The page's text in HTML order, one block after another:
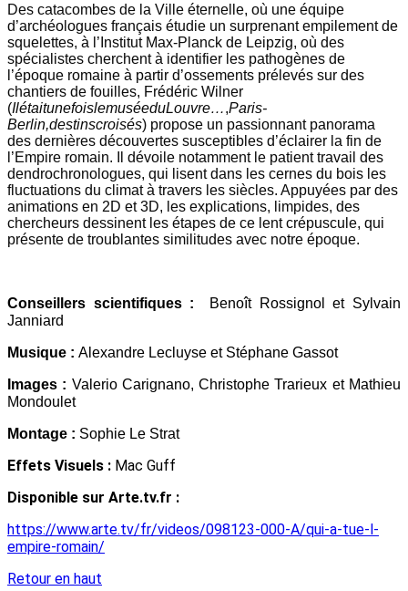
Des catacombes de la Ville éternelle, où une équipe
d’archéologues français étudie un surprenant empilement de
squelettes, à l’Institut Max-Planck de Leipzig, où des
spécialistes cherchent à identifier les pathogènes de
l’époque romaine à partir d’ossements prélevés sur des
chantiers de fouilles, Frédéric Wilner
(IlétaitunefoislemuséeduLouvre…,Paris-
Berlin,destinscroisés) propose un passionnant panorama
des dernières découvertes susceptibles d’éclairer la fin de
l’Empire romain. Il dévoile notamment le patient travail des
dendrochronologues, qui lisent dans les cernes du bois les
fluctuations du climat à travers les siècles. Appuyées par des
animations en 2D et 3D, les explications, limpides, des
chercheurs dessinent les étapes de ce lent crépuscule, qui
présente de troublantes similitudes avec notre époque.
Conseillers scientifiques : Benoît Rossignol et Sylvain
Janniard
Musique : Alexandre Lecluyse et Stéphane Gassot
Images : Valerio Carignano, Christophe Trarieux et Mathieu
Mondoulet
Montage : Sophie Le Strat
Effets Visuels : Mac Guff
Disponible sur Arte.tv.fr :
https://www.arte.tv/fr/videos/098123-000-A/qui-a-tue-l-
empire-romain/
Retour en haut